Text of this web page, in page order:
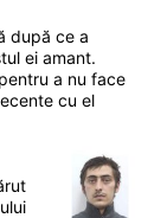
după ce a
ei amant.
a nu face
cu el